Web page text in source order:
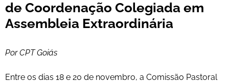
de Coordenação Colegiada em
Assembleia Extraordinária
Por CPT Goiás
Entre os dias 18 e 20 de novembro, a Comissão Pastoral